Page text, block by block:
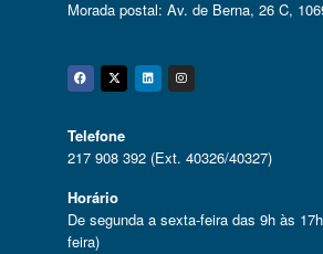
Morada postal: Av. de Berna, 26 C,
Facebook
Twitter
Linkedin
Instagram
Telefone
217 908 392 (Ext. 40326/40327)
Horário
De segunda a sexta-feira das 9h às
feira)